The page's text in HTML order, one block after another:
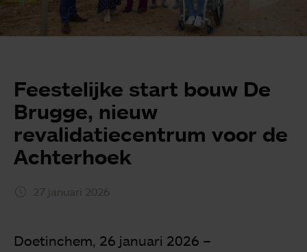
Feestelijke start bouw De
Brugge, nieuw
revalidatiecentrum voor de
Achterhoek
27 januari 2026
Doetinchem, 26 januari 2026 –